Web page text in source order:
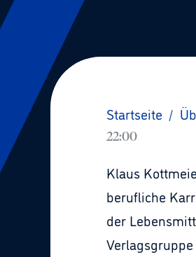
Startseite /
22:00
Klaus
berufliche
der